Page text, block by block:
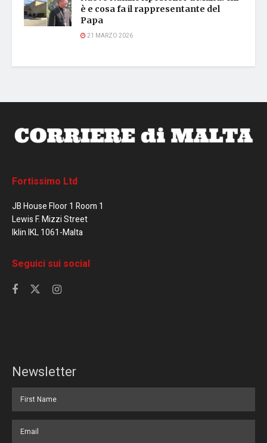
è e cosa fa il rappresentante del
Papa
21 MARZO 2026
Fortissimo Ltd
JB House Floor 1 Room 1
Lewis F. Mizzi Street
Iklin IKL 1061-Malta
Seguici sui social
Newsletter